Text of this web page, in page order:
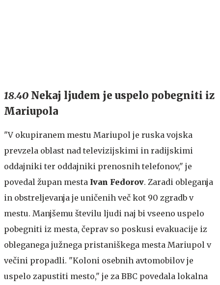
18.40 Nekaj ljudem je uspelo pobegniti iz
Mariupola
"V okupiranem mestu Mariupol je ruska vojska
prevzela oblast nad televizijskimi in radijskimi
oddajniki ter oddajniki prenosnih telefonov," je
povedal župan mesta Ivan Fedorov. Zaradi obleganja
in obstreljevanja je uničenih več kot 90 zgradb v
mestu. Manjšemu številu ljudi naj bi vseeno uspelo
pobegniti iz mesta, čeprav so poskusi evakuacije iz
obleganega južnega pristaniškega mesta Mariupol v
večini propadli. "Koloni osebnih avtomobilov je
uspelo zapustiti mesto," je za BBC povedala lokalna